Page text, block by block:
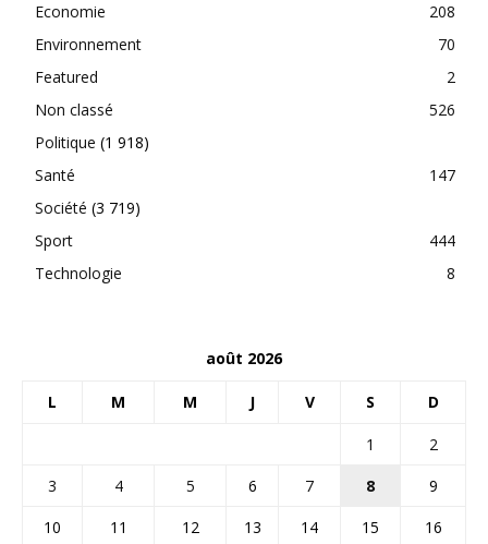
Economie
208
Environnement
70
Featured
2
Non classé
526
Politique (1 918)
Santé
147
Société (3 719)
Sport
444
Technologie
8
août 2026
L M M J V S D
1
2
3
4 5 6 7 8
9
10
11 12 13 14 15
16